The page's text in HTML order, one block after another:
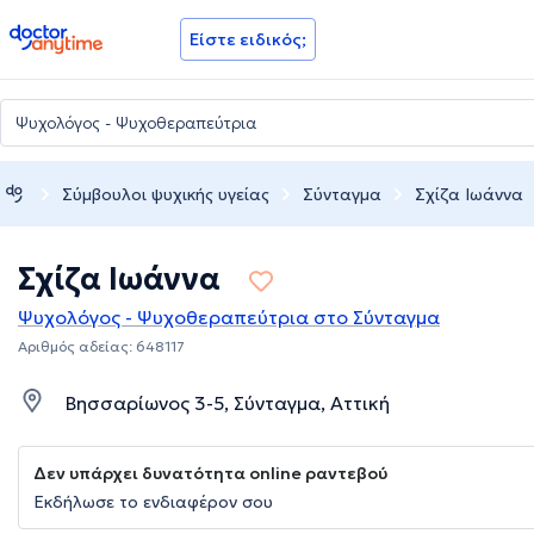
doctoranytime Είστε ειδικός;
Σύμβουλοι ψυχικής υγείας Σύνταγμα Σχίζα Ιωάννα
Σχίζα Ιωάννα
Ψυχολόγος - Ψυχοθεραπεύτρια στο Σύνταγμα
Αριθμός αδείας: 648117
Βησσαρίωνος 3-5, Σύνταγμα, Αττική
Δεν υπάρχει δυνατότητα online ραντεβού
Εκδήλωσε το ενδιαφέρον σου